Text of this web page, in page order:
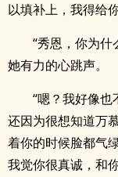
以填补上，我得给
“秀恩，你为
她有力的心跳声。
“嗯？我好像也
还因为很想知道万
着你的时候脸都气
我觉你很真诚，和